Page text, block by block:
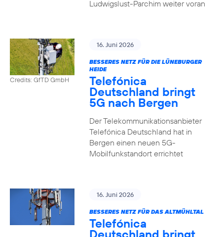
Ludwigslust-Parchim weiter voran
Credits: GfTD GmbH
16. Juni 2026
BESSERES NETZ FÜR DIE LÜNEBURGER
HEIDE
Telefónica
Deutschland bringt
5G nach Bergen
Der Telekommunikationsanbieter
Telefónica Deutschland hat in
Bergen einen neuen 5G-
Mobilfunkstandort errichtet
16. Juni 2026
BESSERES NETZ FÜR DAS ALTMÜHLTAL
Telefónica
Deutschland bringt